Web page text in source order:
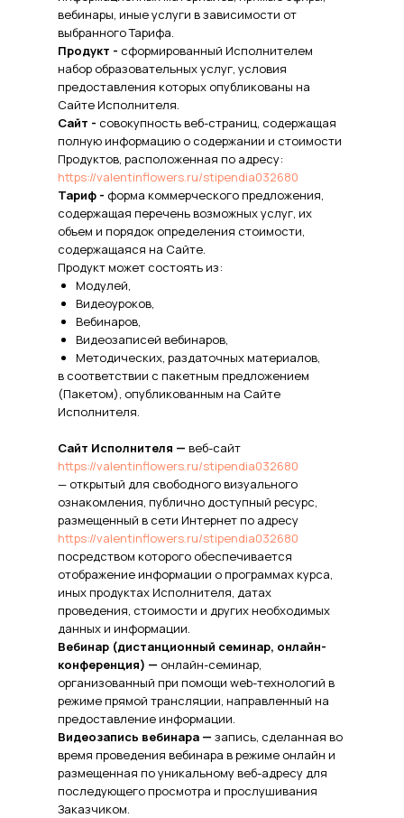
вебинары, иные услуги в зависимости от
выбранного Тарифа.
Продукт - сформированный Исполнителем
набор образовательных услуг, условия
предоставления которых опубликованы на
Сайте Исполнителя.
Сайт - совокупность веб-страниц, содержащая
полную информацию о содержании и стоимости
Продуктов, расположенная по адресу:
https://valentinflowers.ru/stipendia032680
Тариф - форма коммерческого предложения,
содержащая перечень возможных услуг, их
объем и порядок определения стоимости,
содержащаяся на Сайте.
Продукт может состоять из:
Модулей,
Видеоуроков,
Вебинаров,
Видеозаписей вебинаров,
Методических, раздаточных материалов,
в соответствии с пакетным предложением
(Пакетом), опубликованным на Сайте
Исполнителя.
Сайт Исполнителя — веб-сайт
https://valentinflowers.ru/stipendia032680
— открытый для свободного визуального
ознакомления, публично доступный ресурс,
размещенный в сети Интернет по адресу
https://valentinflowers.ru/stipendia032680
посредством которого обеспечивается
отображение информации о программах курса,
иных продуктах Исполнителя, датах
проведения, стоимости и других необходимых
данных и информации.
Вебинар (дистанционный семинар, онлайн-
конференция) — онлайн-семинар,
организованный при помощи web-технологий в
режиме прямой трансляции, направленный на
предоставление информации.
Видеозапись вебинара — запись, сделанная во
время проведения вебинара в режиме онлайн и
размещенная по уникальному веб-адресу для
последующего просмотра и прослушивания
Заказчиком.